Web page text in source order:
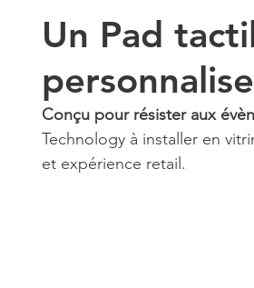
Un Pad
Conçu pour résister aux
Technology à installer en
et expérience retail.